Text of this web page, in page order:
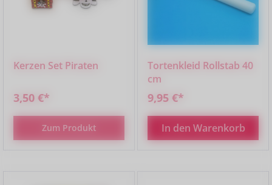
Kerzen Set Piraten
3,50 €*
Zum Produkt
Tortenkleid Rollstab 40
cm
9,95 €*
In den Warenkorb